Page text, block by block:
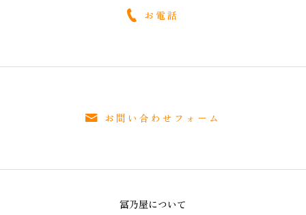
お電話
お問い合わせフォーム
冨乃屋について